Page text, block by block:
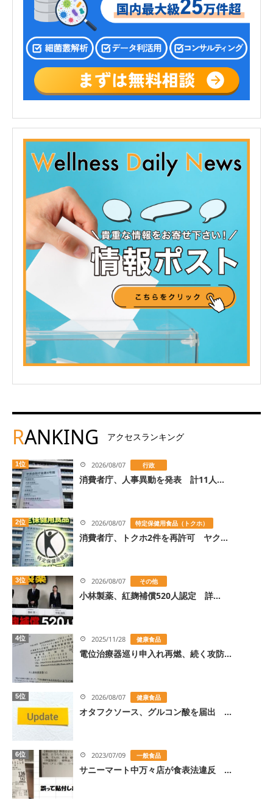
RANKING アクセスランキング
1位 2026/08/07 行政
消費者庁、人事異動を発表 計11人...
2位 2026/08/07 特定保健用食品（トクホ）
消費者庁、トクホ2件を再許可 ヤク...
3位 2026/08/07 その他
小林製薬、紅麹補償520人認定 詳...
4位 2025/11/28 健康食品
電位治療器巡り申入れ再燃、続く攻防...
5位 2026/08/07 健康食品
オタフクソース、グルコン酸を届出 ...
6位 2023/07/09 一般食品
サニーマート中万々店が食表法違反 ...